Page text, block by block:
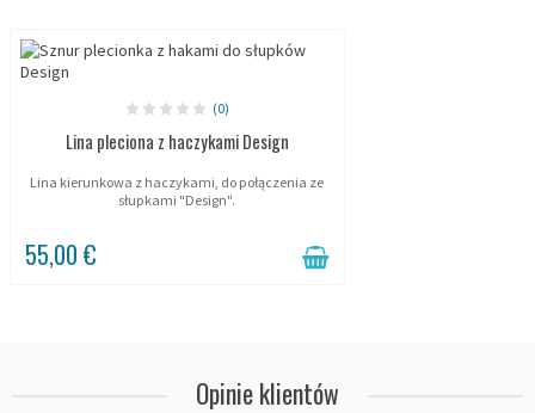
(0)
Lina pleciona z haczykami Design
Lina kierunkowa z haczykami, do połączenia ze
słupkami "Design".
55,00 €
Opinie klientów